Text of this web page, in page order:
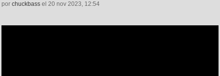
por chuckbass el 20 nov 2023, 12:54